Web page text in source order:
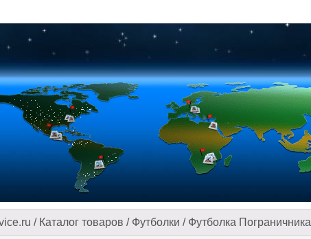
/ Каталог товаров / Футболки / Футболка Пограничника